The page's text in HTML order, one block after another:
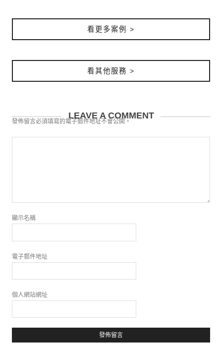
看更多案例 >
看其他服務 >
LEAVE A COMMENT
發佈留言必須填寫的電子郵件地址不會公開。
顯示名稱
電子郵件地址
個人網站網址